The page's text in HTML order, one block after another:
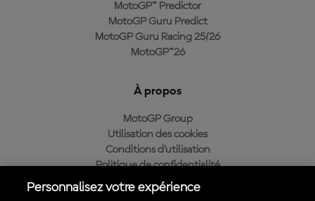
MotoGP™ Predictor
MotoGP Guru Predict
MotoGP Guru Racing 25/26
MotoGP™26
À propos
MotoGP Group
Utilisation des cookies
Conditions d'utilisation
Politique de confidentialité
Politique d’achat
Personnalisez votre expérience